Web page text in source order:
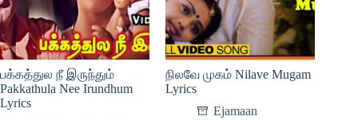
பக்கத்துல நீ இருந்தும்
Pakkathula Nee Irundhum
Lyrics
நிலவே முகம் Nilave Mugam
Lyrics
Ejamaan